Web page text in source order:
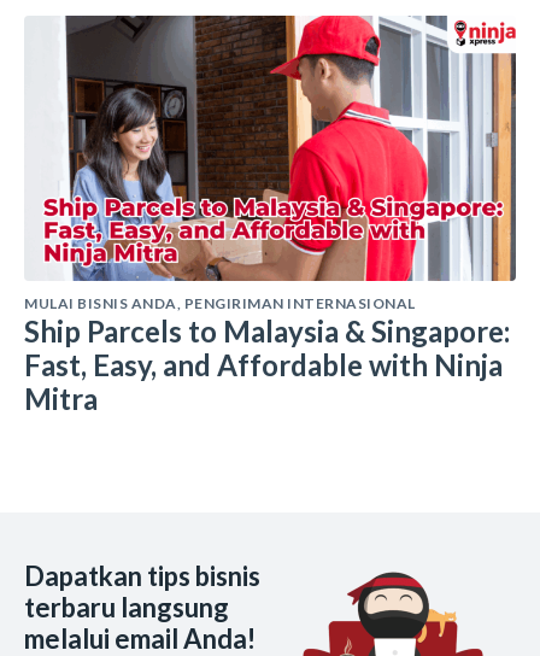
MULAI BISNIS ANDA PENGIRIMAN INTERNASIONAL
Ship Parcels to Malaysia & Singapore:
Fast, Easy, and Affordable with Ninja
Mitra
Dapatkan tips bisnis
terbaru langsung
melalui email Anda!